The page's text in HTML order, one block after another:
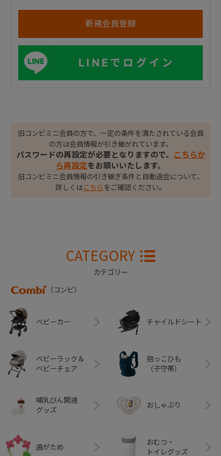
LINEでログイン
旧コンビミニ会員の方で、一定の条件を満たされている会員
の方は会員情報が引き継がれています。
パスワードの再設定が必要となりますので、
こちらか
ら再設定をお願いいたします。
旧コンビミニ会員情報の引き継ぎ条件と自動退会について、
詳しくはこちら をご確認ください。
CATEGORY
カテゴリー
（コンビ）
ベビーカー チャイルドシート
ベビーラック＆
ベビーチェア
抱っこひも
（子守帯）
哺乳びん関連
グッズ
おしゃぶり
歯がため
おむつ・
トイレグッズ